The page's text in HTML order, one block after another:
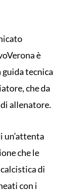
è
tecnica
che da
allenatore.
un’attenta
che le
di
con i